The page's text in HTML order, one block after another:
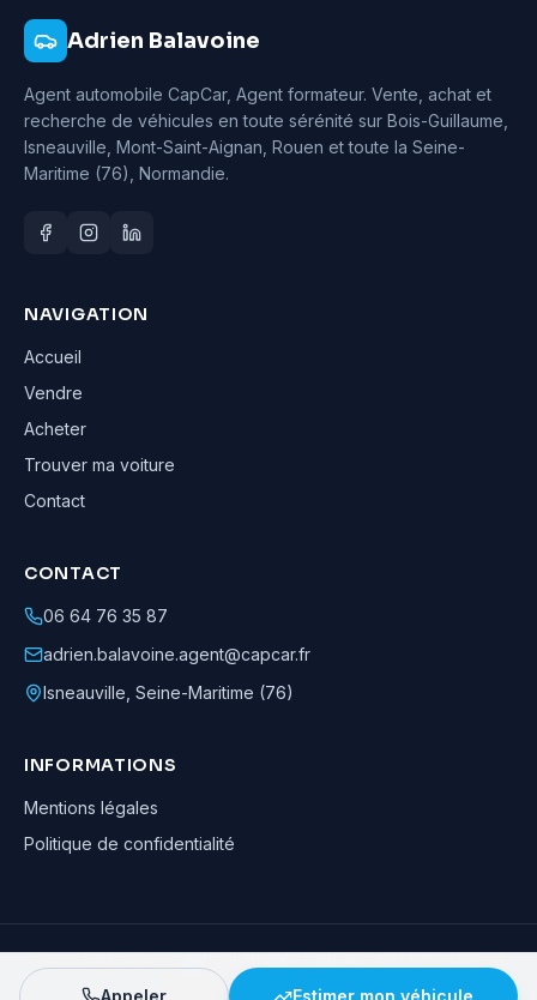
Adrien Balavoine
Agent automobile CapCar, Agent formateur. Vente, achat et
recherche de véhicules en toute sérénité sur Bois-Guillaume,
Isneauville, Mont-Saint-Aignan, Rouen et toute la Seine-
Maritime (76), Normandie.
NAVIGATION
Accueil
Vendre
Acheter
Trouver ma voiture
Contact
CONTACT
06 64 76 35 87
adrien.balavoine.agent@capcar.fr
Isneauville Seine-Maritime (76)
INFORMATIONS
Mentions légales
Politique de confidentialité
Adrien Balavoine—Agent automobile CapCar, Agent formateur· ©
· Tous droits réservés
Appeler Estimer mon véhicule